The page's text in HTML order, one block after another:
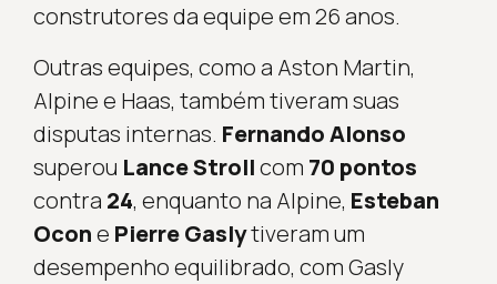
construtores da equipe em 26 anos.
Outras equipes, como a Aston Martin,
Alpine e Haas, também tiveram suas
disputas internas. Fernando Alonso
superou Lance Strollcom 70 pontos
contra 24, enquanto na Alpine, Esteban
Ocone Pierre Gaslytiveram um
desempenho equilibrado, com Gasly